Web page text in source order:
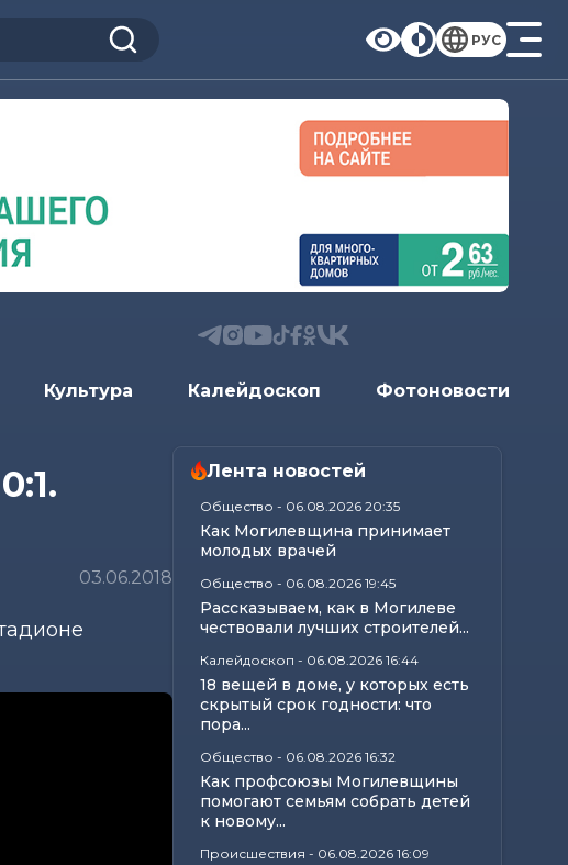
РУС
Культура Калейдоскоп Фотоновости
03.06.2018
Лента новостей
Общество - 06.08.2026 20:35
Как Могилевщина принимает
молодых врачей
Общество - 06.08.2026 19:45
Рассказываем, как в Могилеве
чествовали лучших строителей...
Калейдоскоп - 06.08.2026 16:44
18 вещей в доме, у которых есть
скрытый срок годности: что
пора...
Общество - 06.08.2026 16:32
Как профсоюзы Могилевщины
помогают семьям собрать детей
к новому...
Происшествия - 06.08.2026 16:09